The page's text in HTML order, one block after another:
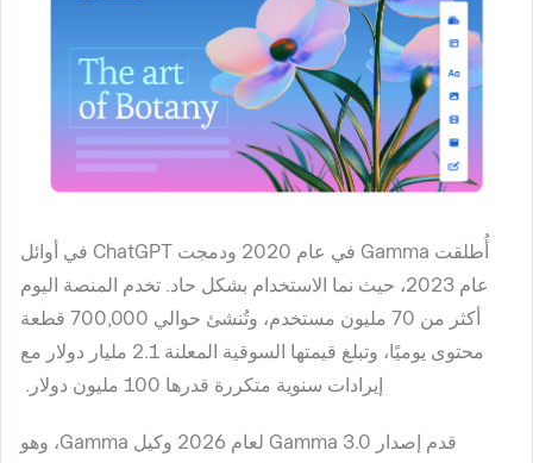
أُطلقت Gamma في عام 2020 ودمجت ChatGPT في أوائل
عام 2023، حيث نما الاستخدام بشكل حاد. تخدم المنصة اليوم
أكثر من 70 مليون مستخدم، وتُنشئ حوالي 700,000 قطعة
محتوى يوميًا، وتبلغ قيمتها السوقية المعلنة 2.1 مليار دولار مع
إيرادات سنوية متكررة قدرها 100 مليون دولار.
قدم إصدار Gamma 3.0 لعام 2026 وكيل Gamma، وهو